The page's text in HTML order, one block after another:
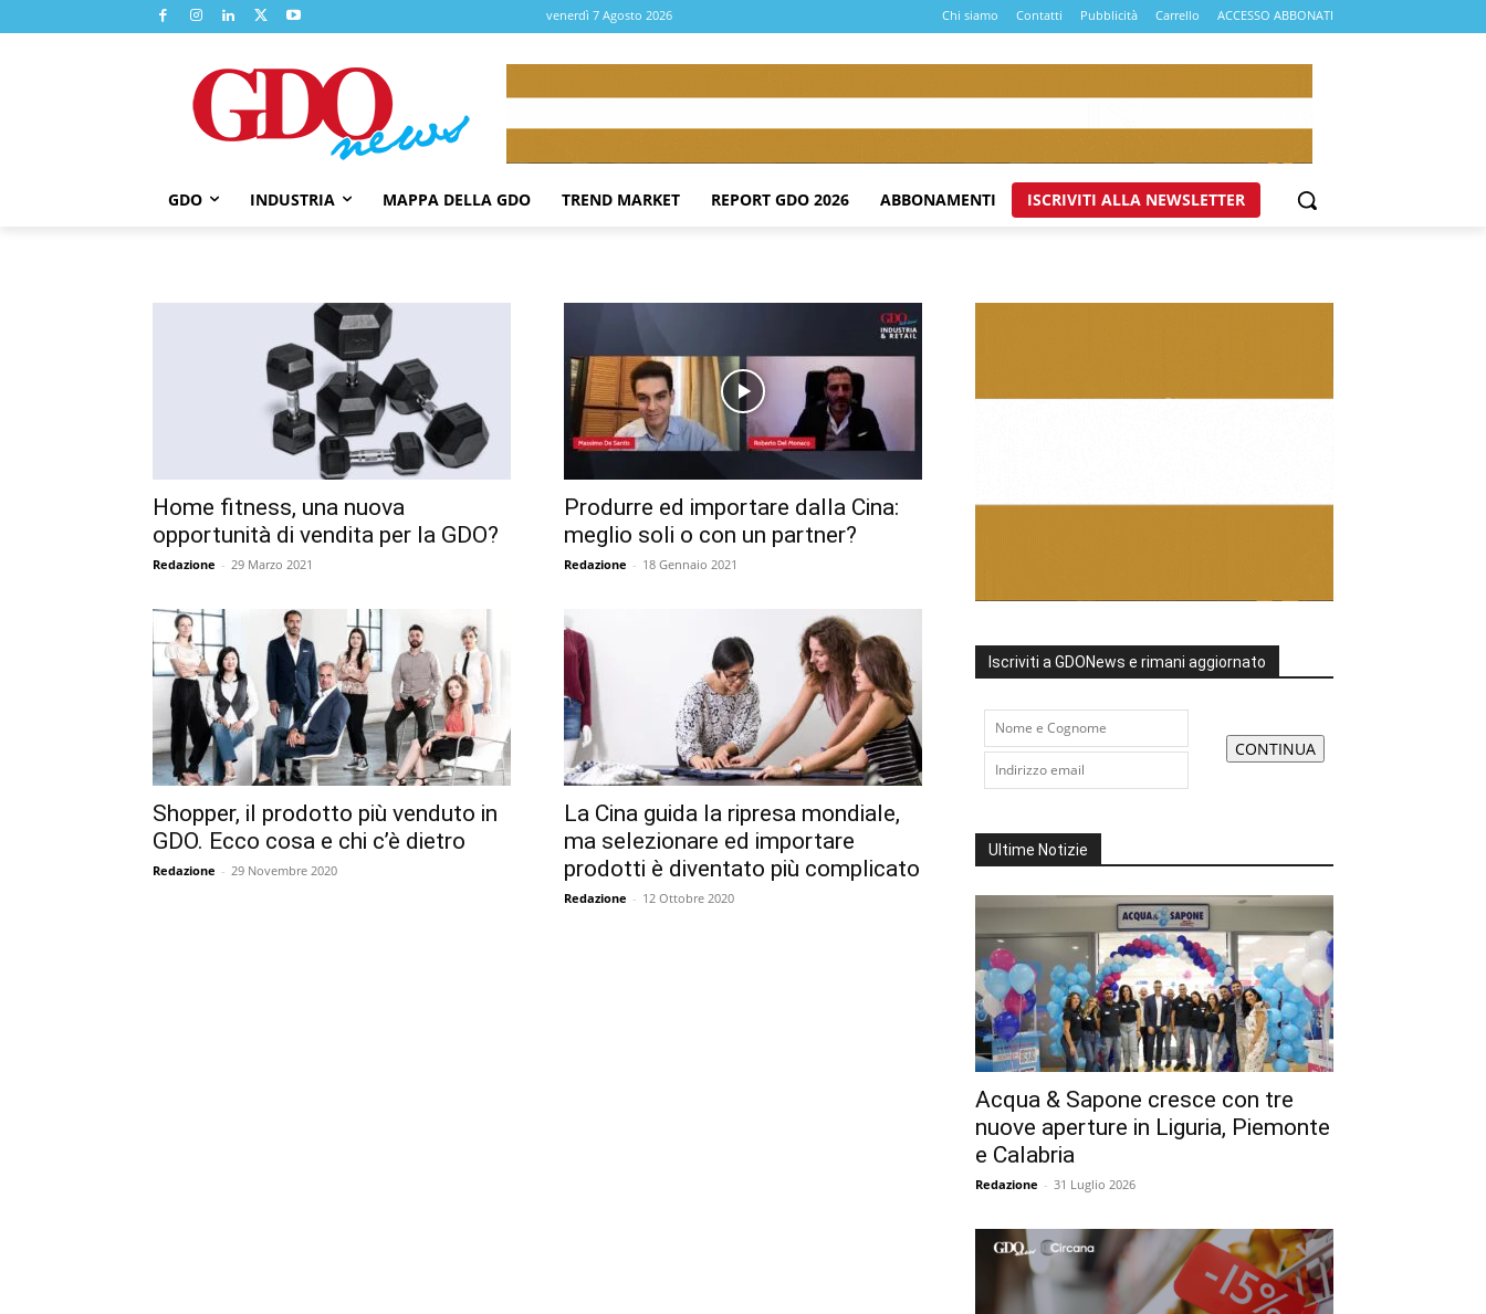
venerdì 7 Agosto 2026 Chi siamo Contatti Pubblicità Carrello ACCESSO ABBONATI
GDO INDUSTRIA MAPPA DELLA GDO TREND MARKET REPORT GDO 2026 ABBONAMENTI ISCRIVITI ALLA NEWSLETTER
Home fitness, una nuova
opportunità di vendita per la GDO?
Redazione - 29 Marzo 2021
Produrre ed importare dalla Cina:
meglio soli o con un partner?
Redazione - 18 Gennaio 2021
Shopper, il prodotto più venduto in
GDO. Ecco cosa e chi c’è dietro
Redazione - 29 Novembre 2020
La Cina guida la ripresa mondiale,
ma selezionare ed importare
prodotti è diventato più complicato
Redazione - 12 Ottobre 2020
Iscriviti a GDONews e rimani aggiornato
Ultime Notizie
Acqua & Sapone cresce con tre
nuove aperture in Liguria, Piemonte
e Calabria
Redazione - 31 Luglio 2026